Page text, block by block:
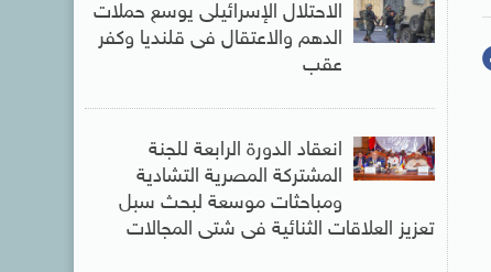
الاحتلال الإسرائيلى يوسع حملات
الدهم والاعتقال فى قلنديا وكفر
عقب
انعقاد الدورة الرابعة للجنة
المشتركة المصرية التشادية
ومباحثات موسعة لبحث سبل
تعزيز العلاقات الثنائية فى شتى المجالات